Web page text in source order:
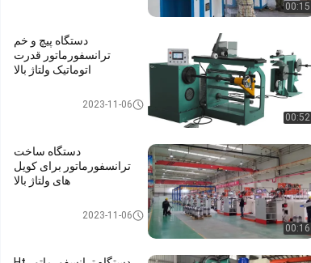
00:15
00:52
دستگاه پیچ و خم
ترانسفورماتور قدرت
اتوماتیک ولتاژ بالا
ماشین سیم پیچ ترانسفورماتور
2023-11-06
00:16
دستگاه ساخت
ترانسفورماتور برای کویل
های ولتاژ بالا
ماشین سیم پیچ ترانسفورماتور
2023-11-06